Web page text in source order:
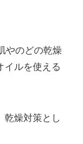
やのどの乾燥
イルを使える
乾燥対策とし